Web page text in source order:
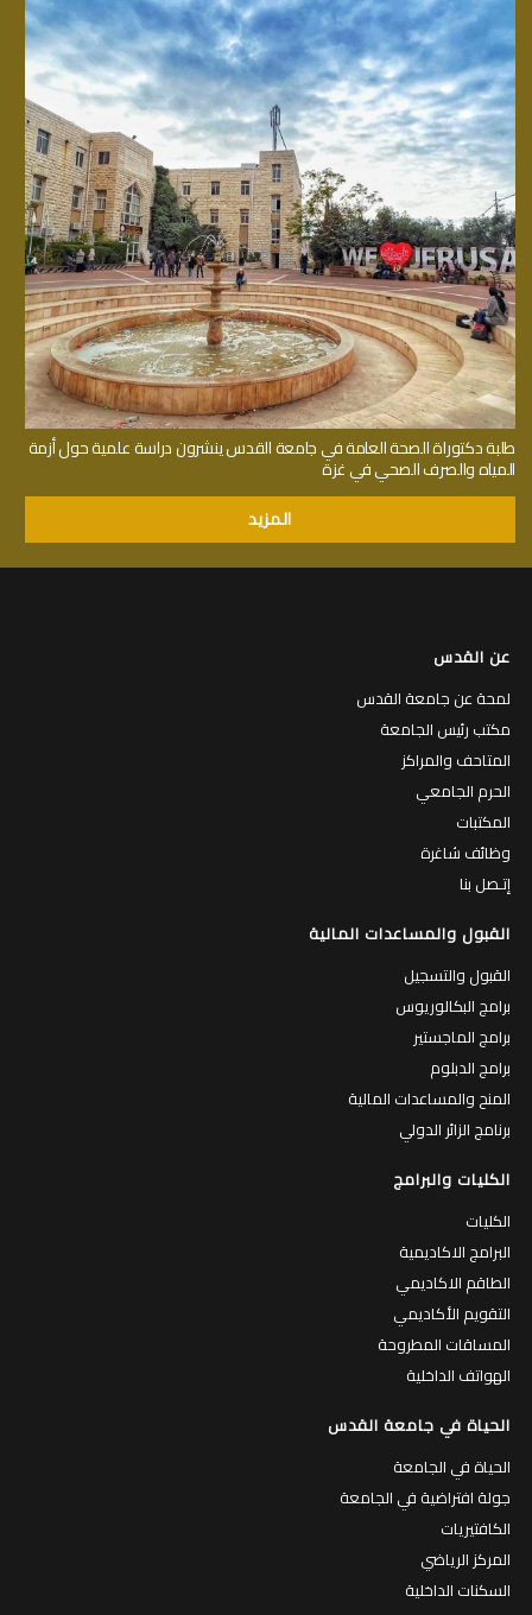
طلبة دكتوراة الصحة العامة في جامعة القدس ينشرون دراسة علمية حول أزمة
المياه والصرف الصحي في غزة
المزيد
عن القدس
لمحة عن جامعة القدس
مكتب رئيس الجامعة
المتاحف والمراكز
الحرم الجامعي
المكتبات
وظائف شاغرة
إتـصل بنا
القبول والمساعدات المالية
القبول والتسجيل
برامج البكالوريوس
برامج الماجستير
برامج الدبلوم
المنح والمساعدات المالية
برنامج الزائر الدولي
الكليات والبرامج
الكليات
البرامج الاكاديمية
الطاقم الاكاديمي
التقويم الأكاديمي
المساقات المطروحة
الهواتف الداخلية
الحياة في جامعة القدس
الحياة في الجامعة
جولة افتراضية في الجامعة
الكافتيريات
المركز الرياضي
السكنات الداخلية